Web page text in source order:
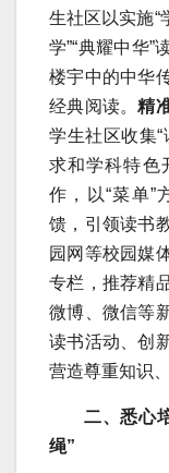
生社区以实施“
学”“典耀中华
楼宇中的中华
经典阅读。精
学生社区收集
求和学科特色
作，以“菜单”
馈，引领读书
园网等校园媒
专栏，推荐精
微博、微信等
读书活动、创
营造尊重知识
二、悉心
绳”